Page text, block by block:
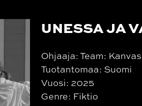
UNESSA JA
Ohjaaja: Team:
Tuotantomaa: Suomi
Vuosi: 2025
Genre: Fiktio